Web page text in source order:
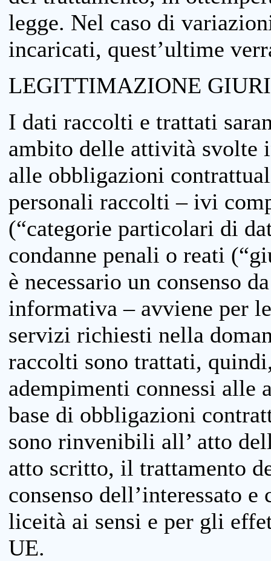
legge. Nel caso di
incaricati, quest’ultime
LEGITTIMAZIONE
I dati raccolti e trattati
ambito delle attività svolte
alle obbligazioni
personali raccolti – ivi
(“categorie particolari di
condanne penali o reati
è necessario un consenso
informativa – avviene per
servizi richiesti nella
raccolti sono trattati,
adempimenti connessi
base di obbligazioni
sono rinvenibili all’ atto
atto scritto, il trattamento
consenso dell’interessato
liceità ai sensi e per gli
UE.